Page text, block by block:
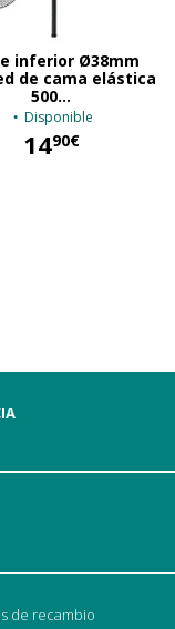
inferior Ø38mm
de cama elástica
500...
Disponible
1490€
de recambio